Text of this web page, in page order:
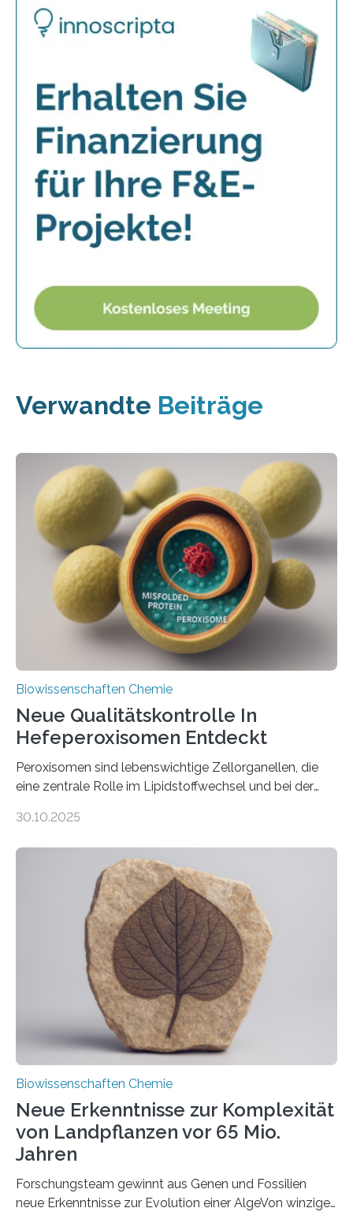
Verwandte Beiträge
Biowissenschaften Chemie
Neue Qualitätskontrolle In
Hefeperoxisomen Entdeckt
Peroxisomen sind lebenswichtige Zellorganellen, die
eine zentrale Rolle im Lipidstoffwechsel und bei der
erfüllen können, müssen zahlreiche Enzyme präzise in
der Ruhr-Universität Bochum um Prof. Dr. Ralf Erdmann
und Dr. Ismaila Francis Yusuf hat nun einen bislang
unbekannten Qualitätskontrollmechanismus des
peroxisomalen Proteintransports in der Bäckerhefe
Saccharomyces cerevisiae entdeckt, der für die
Funktionsfähigkeit der Organellen entscheidend ist. Die
Studie wurde am 28. Oktober 2025 in der
Fachzeitschrift…
30.10.2025
Biowissenschaften Chemie
Neue Erkenntnisse zur Komplexität
von Landpflanzen vor 65 Mio.
Jahren
Forschungsteam gewinnt aus Genen und Fossilien
neue Erkenntnisse zur Evolution einer AlgeVon winzigen